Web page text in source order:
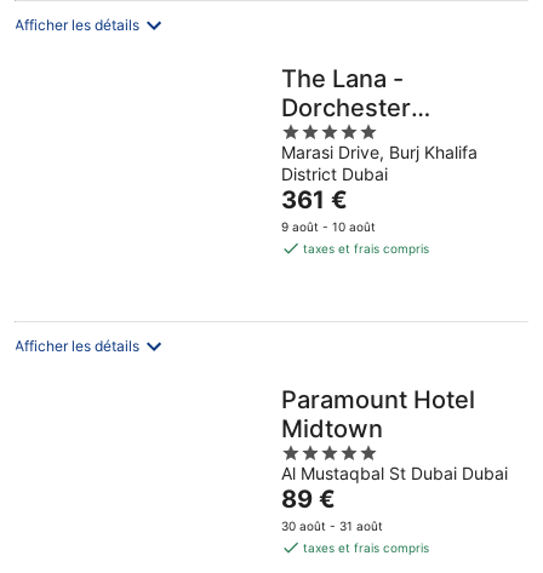
Afficher les détails
The Lana -
Dorchester
Collection
5
out
of
5
Marasi Drive, Burj Khalifa
District Dubai
Le
prix
est
par
361 €
9 août - 10 août
taxes et frais compris
Afficher les détails
Paramount Hotel
Midtown
5
out
of
5
Al Mustaqbal St Dubai Dubai
Le
prix
est
89 €
30 août - 31 août
taxes et frais compris